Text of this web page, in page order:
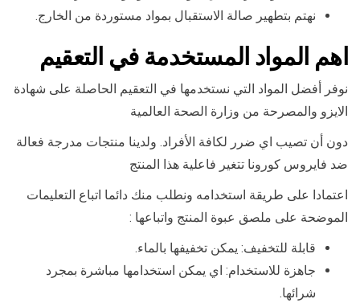
نهتم بتطهير صالة الاستقبال بمواد مستوردة من الخارج.
اهم المواد المستخدمة في التعقيم
نوفر أفضل المواد التي نستخدمها في التعقيم الحاصلة على شهادة
الايزو والمصرحة من وزارة الصحة العالمية
دون أن تصيب اي ضرر لكافة الأفراد. ولدينا منتجات مدرجة فعالة
ضد فايروس كورونا تتغير فاعلية هذا المنتج
اعتمادا على طريقة استخدامه ونطلب منك دائما اتباع التعليمات
الموضحة على ملصق عبوة المنتج واتباعها :
قابلة للتخفيف: يمكن تخفيفها بالماء.
جاهزة للاستخدام: اي يمكن استخدامها مباشرة بمجرد
شرائها.